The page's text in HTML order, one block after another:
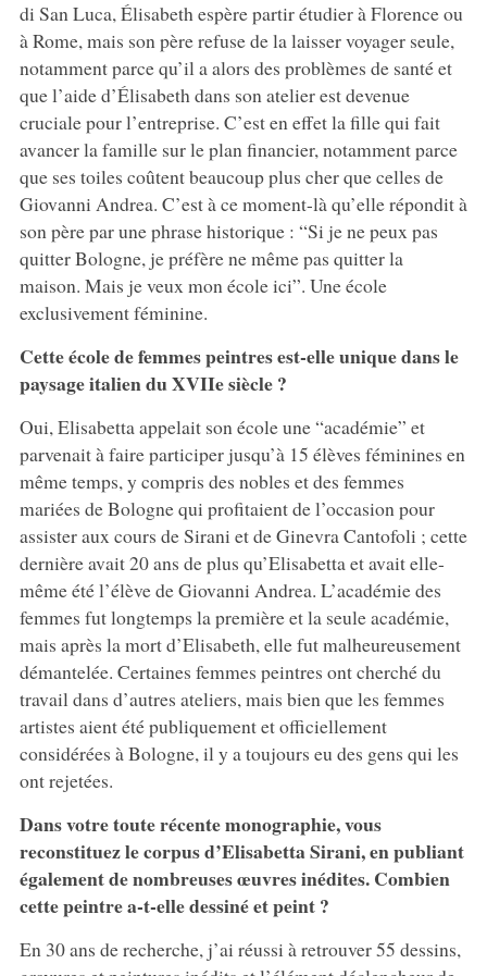
di San Luca, Élisabeth espère partir étudier à Florence ou
à Rome, mais son père refuse de la laisser voyager seule,
notamment parce qu’il a alors des problèmes de santé et
que l’aide d’Élisabeth dans son atelier est devenue
cruciale pour l’entreprise. C’est en effet la fille qui fait
avancer la famille sur le plan financier, notamment parce
que ses toiles coûtent beaucoup plus cher que celles de
Giovanni Andrea. C’est à ce moment-là qu’elle répondit à
son père par une phrase historique : “Si je ne peux pas
quitter Bologne, je préfère ne même pas quitter la
maison. Mais je veux mon école ici”. Une école
exclusivement féminine.
Cette école de femmes peintres est-elle unique dans le
paysage italien du XVIIe siècle ?
Oui, Elisabetta appelait son école une “académie” et
parvenait à faire participer jusqu’à 15 élèves féminines en
même temps, y compris des nobles et des femmes
mariées de Bologne qui profitaient de l’occasion pour
assister aux cours de Sirani et de Ginevra Cantofoli ; cette
dernière avait 20 ans de plus qu’Elisabetta et avait elle-
même été l’élève de Giovanni Andrea. L’académie des
femmes fut longtemps la première et la seule académie,
mais après la mort d’Elisabeth, elle fut malheureusement
démantelée. Certaines femmes peintres ont cherché du
travail dans d’autres ateliers, mais bien que les femmes
artistes aient été publiquement et officiellement
considérées à Bologne, il y a toujours eu des gens qui les
ont rejetées.
Dans votre toute récente monographie, vous
reconstituez le corpus d’Elisabetta Sirani, en publiant
également de nombreuses œuvres inédites. Combien
cette peintre a-t-elle dessiné et peint ?
En 30 ans de recherche, j’ai réussi à retrouver 55 dessins,